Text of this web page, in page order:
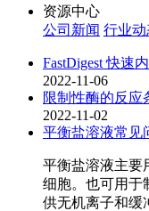
资源中心
公司新闻 行业动
FastDigest 快速
2022-11-06
限制性酶的反应
2022-11-02
平衡盐溶液常见
平衡盐溶液主要
细胞。也可用于
供无机离子和缓